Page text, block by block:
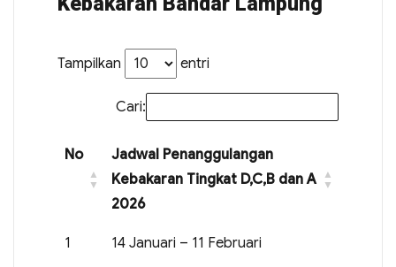
Tampilkan entri
Cari:
No
Jadwal Penanggulangan
Kebakaran Tingkat D,C,B dan A
2026
1 14 Januari – 11 Februari